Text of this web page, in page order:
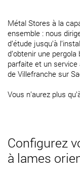
Métal Stores à la
ensemble : nous
d’étude jusqu’à
d’obtenir une
parfaite et un
de Villefranche sur
Vous n’aurez plus
Configurez
à lames